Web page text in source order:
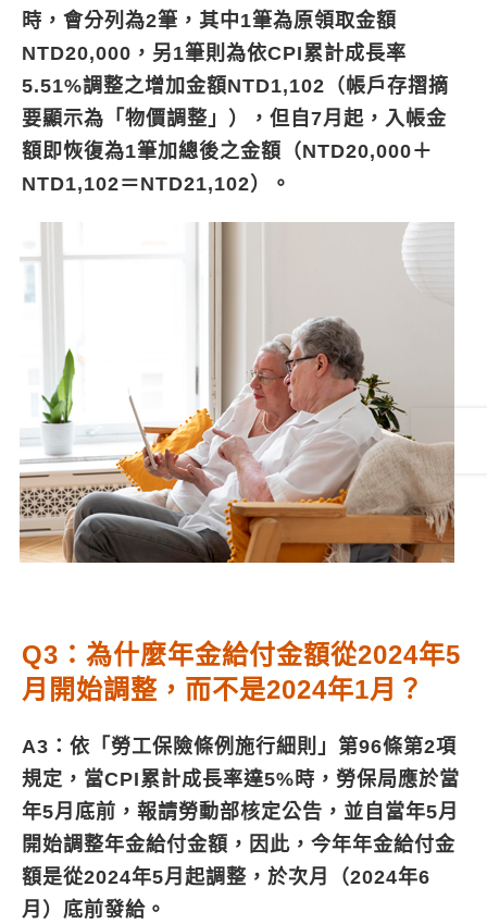
時，會分列為2筆，其中1筆為原領取金額
NTD20,000，另1筆則為依CPI累計成長率
5.51%調整之增加金額NTD1,102（帳戶存摺摘
要顯示為「物價調整」），但自7月起，入帳金
額即恢復為1筆加總後之金額（NTD20,000＋
NTD1,102＝NTD21,102）。
Q3：為什麼年金給付金額從2024年5
月開始調整，而不是2024年1月？
A3：依「勞工保險條例施行細則」第96條第2項
規定，當CPI累計成長率達5%時，勞保局應於當
年5月底前，報請勞動部核定公告，並自當年5月
開始調整年金給付金額，因此，今年年金給付金
額是從2024年5月起調整，於次月（2024年6
月）底前發給。